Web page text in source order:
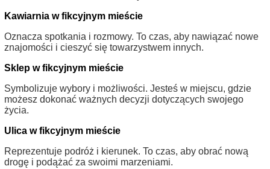
Kawiarnia w fikcyjnym mieście
Oznacza spotkania i rozmowy. To czas, aby nawiązać nowe
znajomości i cieszyć się towarzystwem innych.
Sklep w fikcyjnym mieście
Symbolizuje wybory i możliwości. Jesteś w miejscu, gdzie
możesz dokonać ważnych decyzji dotyczących swojego
życia.
Ulica w fikcyjnym mieście
Reprezentuje podróż i kierunek. To czas, aby obrać nową
drogę i podążać za swoimi marzeniami.